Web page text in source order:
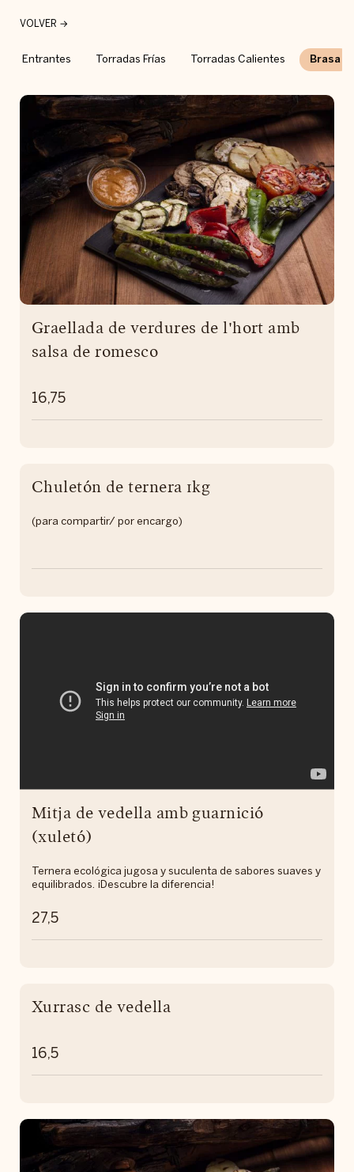
VOLVER →
Entrantes Torradas Frías Torradas Calientes Brasa
Graellada de verdures de l'hort amb
salsa de romesco
16,75
Chuletón de ternera 1kg
(para compartir/ por encargo)
Mitja de vedella amb guarnició
(xuletó)
Ternera ecológica jugosa y suculenta de sabores suaves y
equilibrados. ¡Descubre la diferencia!
27,5
Xurrasc de vedella
16,5